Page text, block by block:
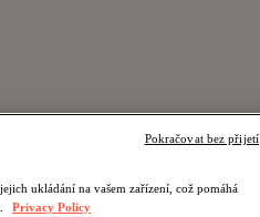
ukládání na vašem zařízení, což pomáhá
Privacy Policy
Pokračovat bez přijetí